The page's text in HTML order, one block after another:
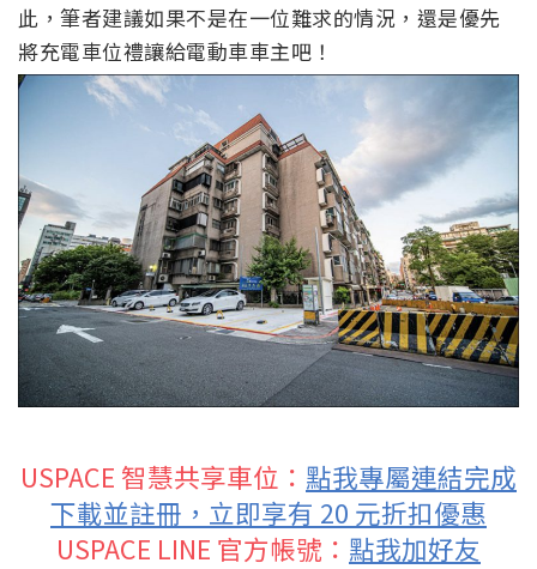
此，筆者建議如果不是在一位難求的情況，還是優先
將充電車位禮讓給電動車車主吧！
USPACE 智慧共享車位： 點我專屬連結完成
下載並註冊，立即享有 20 元折扣優惠
USPACE LINE 官方帳號： 點我加好友